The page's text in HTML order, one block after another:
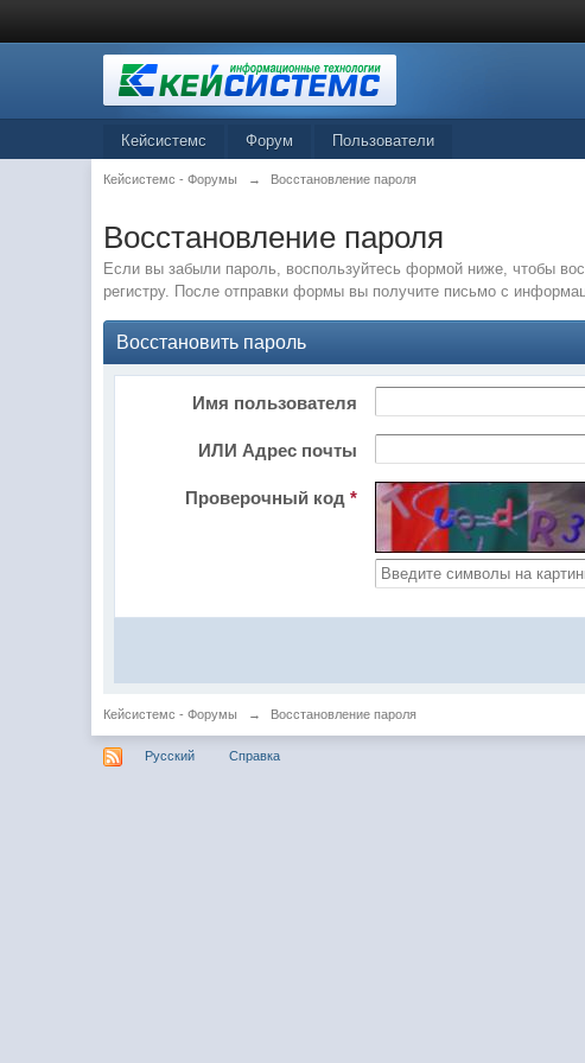
Кейсистемс Форум Пользователи
Кейсистемс - Форумы → Восстановление пароля
Восстановление пароля
Если вы забыли пароль, воспользуйтесь формой ниже, чтобы
регистру. После отправки формы вы получите письмо с
Восстановить пароль
Имя пользователя
ИЛИ Адрес почты
Проверочный код*
Кейсистемс - Форумы → Восстановление пароля
Русский Справка